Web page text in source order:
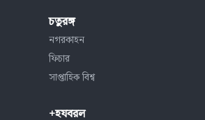
চতুরঙ্গ
নগরকাহন
ফিচার
সাপ্তাহিক বিশ্ব
+হযবরল